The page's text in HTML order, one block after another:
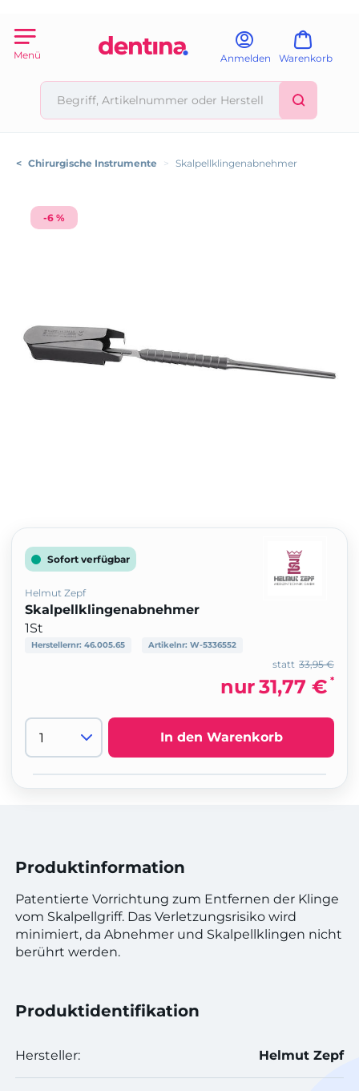
Menü Anmelden Warenkorb
< Chirurgische Instrumente > Skalpellklingenabnehmer
-6 %
Sofort verfügbar
Helmut Zepf
Skalpellklingenabnehmer
1St
Herstellernr: 46.005.65 Artikelnr: W-5336552
33,95 €
statt
nur31,77 € *
In den Warenkorb
Produktinformation
Patentierte Vorrichtung zum Entfernen der Klinge
vom Skalpellgriff. Das Verletzungsrisiko wird
minimiert, da Abnehmer und Skalpellklingen nicht
berührt werden.
Produktidentifikation
Hersteller: Helmut Zepf